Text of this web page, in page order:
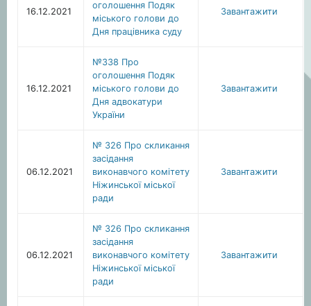
16.12.2021
оголошення Подяк
міського голови до
Дня працівника суду
Завантажити
16.12.2021
№338 Про
оголошення Подяк
міського голови до
Дня адвокатури
України
Завантажити
06.12.2021
№ 326 Про скликання
засідання
виконавчого комітету
Ніжинської міської
ради
Завантажити
06.12.2021
№ 326 Про скликання
засідання
виконавчого комітету
Ніжинської міської
ради
Завантажити